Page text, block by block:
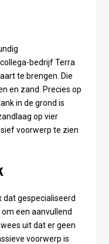
bedrijf Terra
te brengen. Die
en zand. Precies op
in de grond is
op vier
voorwerp te zien
gespecialiseerd
een aanvullend
uit dat er geen
voorwerp is